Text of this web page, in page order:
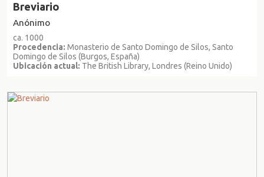
Breviario
Anónimo
ca. 1000
Procedencia: Monasterio de Santo Domingo de Silos, Santo
Domingo de Silos (Burgos, España)
Ubicación actual: The British Library, Londres (Reino Unido)